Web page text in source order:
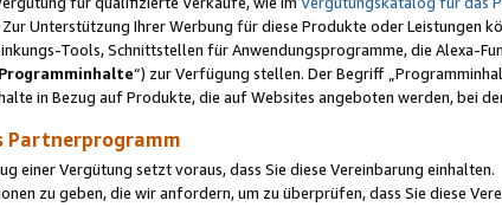
Unterstützung Ihrer Werbung für diese Produkte oder Leistungen
Tools, Schnittstellen für Anwendungsprogramme, die Alexa-
Programminhalte“) zur Verfügung stellen. Der Begriff
in Bezug auf Produkte, die auf Websites angeboten werden, bei
Partnerprogramm
einer Vergütung setzt voraus, dass Sie diese Vereinbarung einhalten.
zu geben, die wir anfordern, um zu überprüfen, dass Sie diese